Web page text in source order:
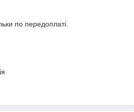
по передоплаті.